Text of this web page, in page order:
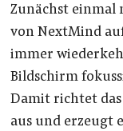
Zunächst einmal
von NextMind
immer
Bildschirm
Damit richtet das
aus und erzeugt